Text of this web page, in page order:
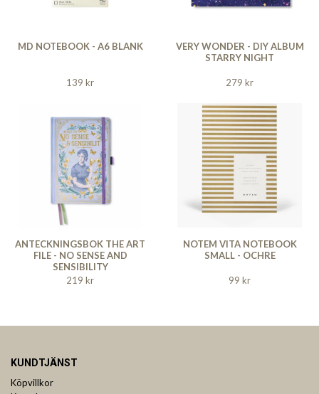
MD NOTEBOOK - A6 BLANK
139 kr
VERY WONDER - DIY ALBUM
STARRY NIGHT
279 kr
ANTECKNINGSBOK THE ART
FILE - NO SENSE AND
SENSIBILITY
219 kr
NOTEM VITA NOTEBOOK
SMALL - OCHRE
99 kr
KUNDTJÄNST
Köpvillkor